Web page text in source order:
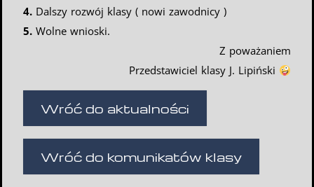
4. Dalszy rozwój klasy ( nowi zawodnicy )
5. Wolne wnioski.
Z poważaniem
Przedstawiciel klasy J. Lipiński
Wróć do aktualności
Wróć do komunikatów klasy